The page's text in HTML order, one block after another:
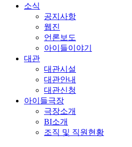
소식
공지사항
웹진
언론보도
아이들이야기
대관
대관시설
대관안내
대관신청
아이들극장
극장소개
BI소개
조직 및 직원현황